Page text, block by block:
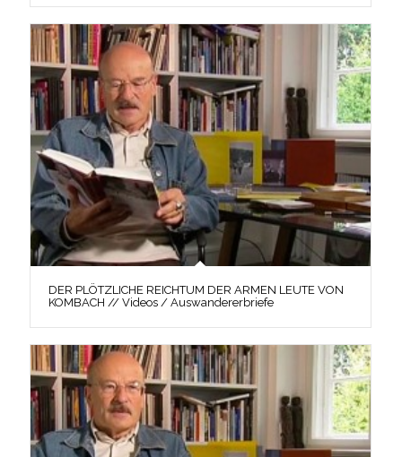
DER PLÖTZLICHE REICHTUM DER ARMEN LEUTE VON
KOMBACH // Videos / Auswandererbriefe